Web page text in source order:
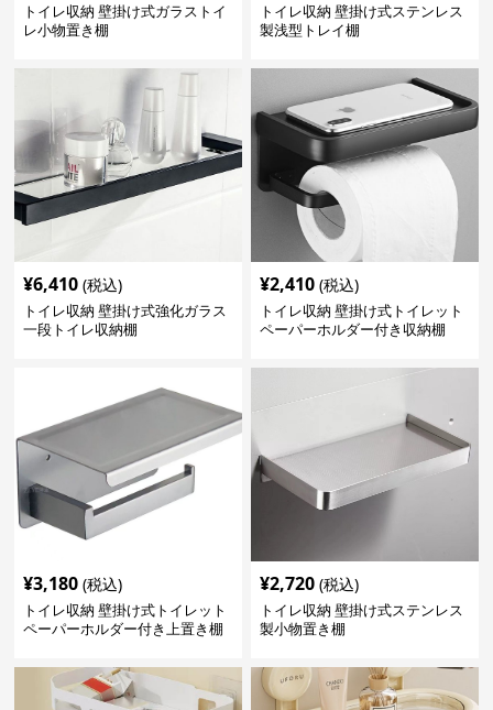
トイレ収納 壁掛け式ガラストイ
レ小物置き棚
トイレ収納 壁掛け式ステンレス
製浅型トレイ棚
¥6,410 (税込)
トイレ収納 壁掛け式強化ガラス
一段トイレ収納棚
¥2,410 (税込)
トイレ収納 壁掛け式トイレット
ペーパーホルダー付き収納棚
¥3,180 (税込)
トイレ収納 壁掛け式トイレット
ペーパーホルダー付き上置き棚
¥2,720 (税込)
トイレ収納 壁掛け式ステンレス
製小物置き棚